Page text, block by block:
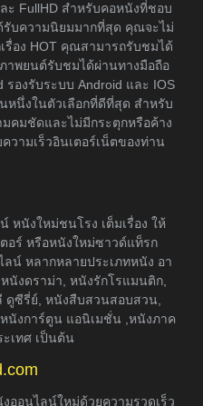
ะ FullHD สำหรับคอหนังที่ชอบ
รับความนิยมมากที่สุด คุณจะไม่
รื่อง HOT คุณสามารถรับชมได้
าพยนต์รับชมได้ผ่านทางมือถือ
รองรับระบบ Android และ IOS
หนึ่งในตัวเลือกที่ดีที่สุด สำหรับ
คมชัดและไม่มีกระตุกหรือค้าง
วามเร็วอินเตอร์เน็ตของท่าน
หนังใหม่ชนโรง เต็มเรื่อง ให้
อร์ หรือหนังใหม่ซาวด์แท็รก
น์ หลากหลายประเภทหนัง อา
งดราม่า, หนังรักโรแมนติก,
ดูซีรี่ย์, หนังสืบสวนสอบสวน,
หนังการ์ตูน แอนิเมชั่น ,หนังภาค
เทศ เป็นต้น
งออนไลน์ใหม่ด้วยความรวดเร็ว